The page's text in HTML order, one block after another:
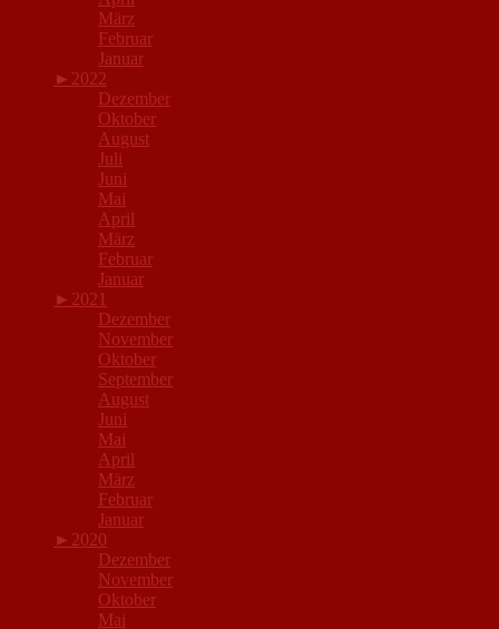
März
Februar
Januar
► 2022
Dezember
Oktober
August
Juli
Juni
Mai
April
März
Februar
Januar
► 2021
Dezember
November
Oktober
September
August
Juni
Mai
April
März
Februar
Januar
► 2020
Dezember
November
Oktober
Mai